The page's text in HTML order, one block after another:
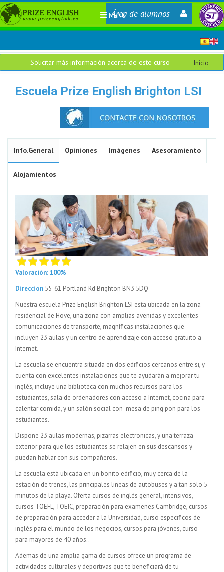
Área de alumnos
MENÚ
Inicio
Solicitar más información acerca de este curso
Escuela Prize English Brighton LSI
Info.General Opiniones Imágenes Asesoramiento
Alojamientos
Valoración: 100%
Direccion 55-61 Portland Rd Brighton BN3 5DQ
Nuestra escuela Prize English Brighton LSI esta ubicada en la zona
residencial de Hove, una zona con amplias avenidas y excelentes
comunicaciones de transporte, magníficas instalaciones que
incluyen 23 aulas y un centro de aprendizaje con acceso gratuito a
Internet.
La escuela se encuentra situada en dos edificios cercanos entre si, y
cuenta con excelentes instalaciones que te ayudarán a mejorar tu
inglés, incluye una biblioteca con muchos recursos para los
estudiantes, sala de ordenadores con acceso a Internet, cocina para
calentar comida, y un salón social con mesa de ping pon para los
estudiantes.
Dispone 23 aulas modernas, pizarras electronicas, y una terraza
exterior para que los estudiantes se relajen en sus descansos y
puedan hablar con sus compañeros.
La escuela está ubicada en un bonito edificio, muy cerca de la
estación de trenes, las principales lineas de autobuses y a tan solo 5
minutos de la playa. Oferta cursos de inglés general, intensivos,
cursos TOEFL, TOEIC, preparación para examenes Cambridge, cursos
de preparación para acceder a la Universidad, curso especificos de
inglés para el mundo de los negocios, cursos para jóvenes, curso
para mayores de 40 años..
Ademas de una amplia gama de cursos ofrece un programa de
actividades culturales y deportivas que te beneficiará de tu